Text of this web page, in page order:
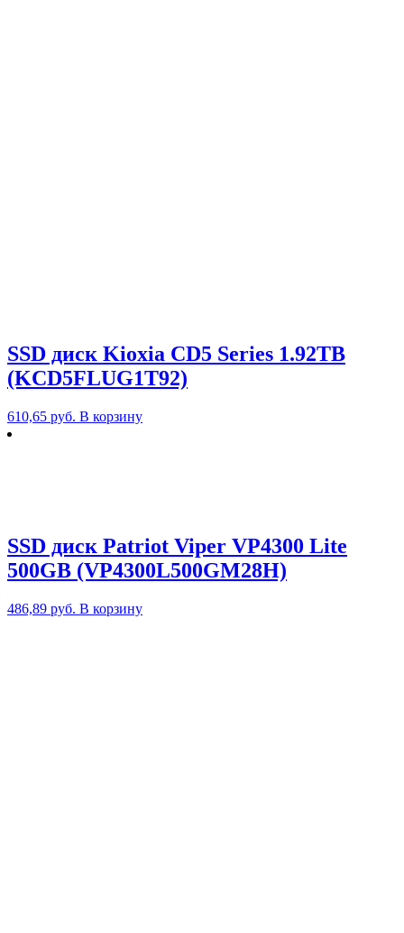
SSD диск Kioxia CD5 Series 1.92TB
(KCD5FLUG1T92)
610,65 руб. В корзину
SSD диск Patriot Viper VP4300 Lite
500GB (VP4300L500GM28H)
486,89 руб. В корзину